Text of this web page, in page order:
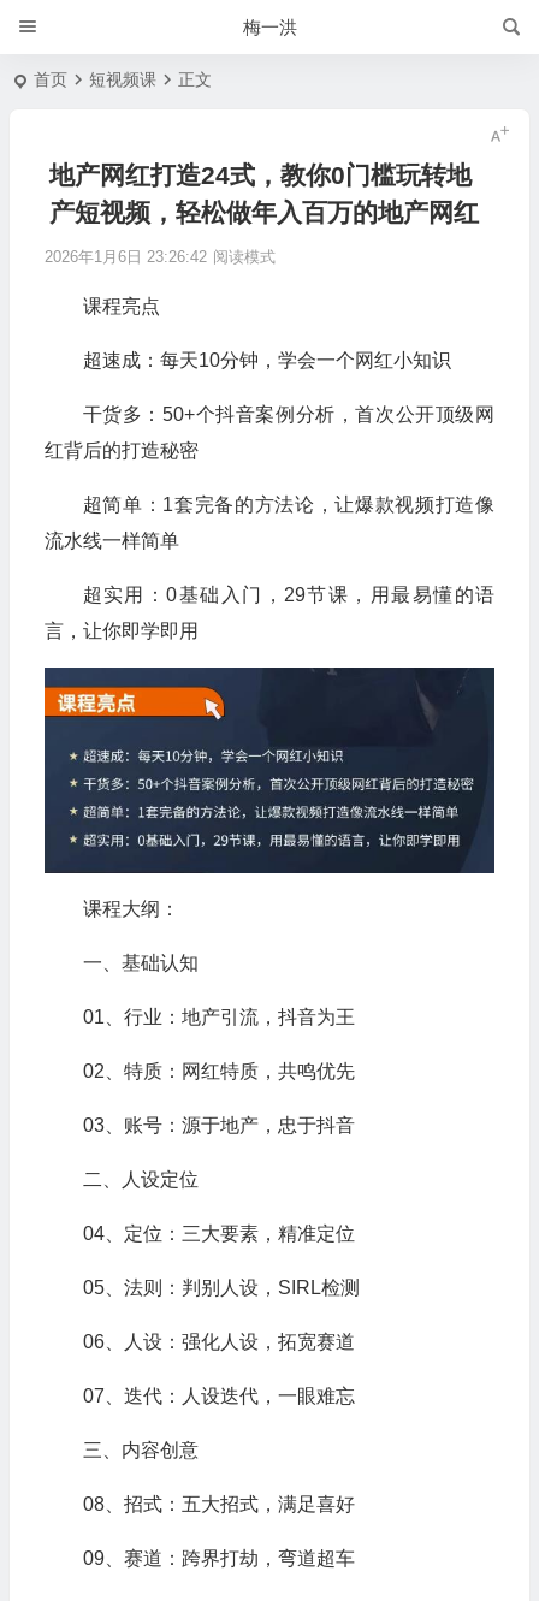
梅一洪
首页 短视频课 正文
地产网红打造24式，教你0门槛玩转地
产短视频，轻松做年入百万的地产网红
2026年1月6日 23:26:42 阅读模式
课程亮点
超速成：每天10分钟，学会一个网红小知识
干货多：50+个抖音案例分析，首次公开顶级网
红背后的打造秘密
超简单：1套完备的方法论，让爆款视频打造像
流水线一样简单
超实用：0基础入门，29节课，用最易懂的语
言，让你即学即用
课程大纲：
一、基础认知
01、行业：地产引流，抖音为王
02、特质：网红特质，共鸣优先
03、账号：源于地产，忠于抖音
二、人设定位
04、定位：三大要素，精准定位
05、法则：判别人设，SIRL检测
06、人设：强化人设，拓宽赛道
07、迭代：人设迭代，一眼难忘
三、内容创意
08、招式：五大招式，满足喜好
09、赛道：跨界打劫，弯道超车